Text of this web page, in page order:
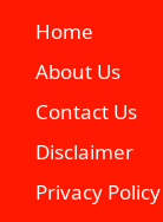
Home
About Us
Contact Us
Disclaimer
Privacy Policy